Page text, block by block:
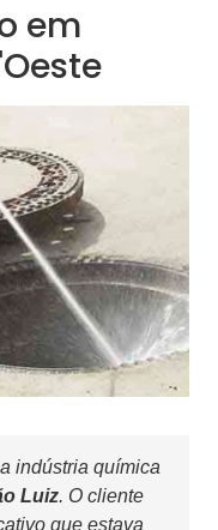
em
indústria química
Luiz. O cliente
que estava